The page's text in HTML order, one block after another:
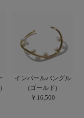
インパールバングル
(ゴールド)
￥16,500